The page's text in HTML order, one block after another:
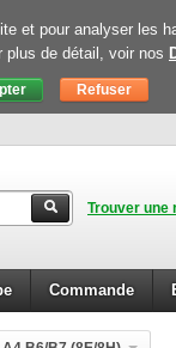
et pour analyser les
plus de détail, voir nos
Trouver une
Commande